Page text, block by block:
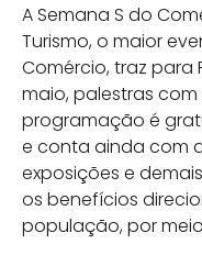
A Semana S do
Turismo, o maior
Comércio, traz para
maio, palestras
programação é
e conta ainda com
exposições e
os benefícios
população, por